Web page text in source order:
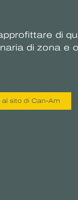
di
di zona e
al sito di Can-Am